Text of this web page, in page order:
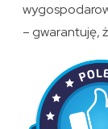
– gwarantuję,